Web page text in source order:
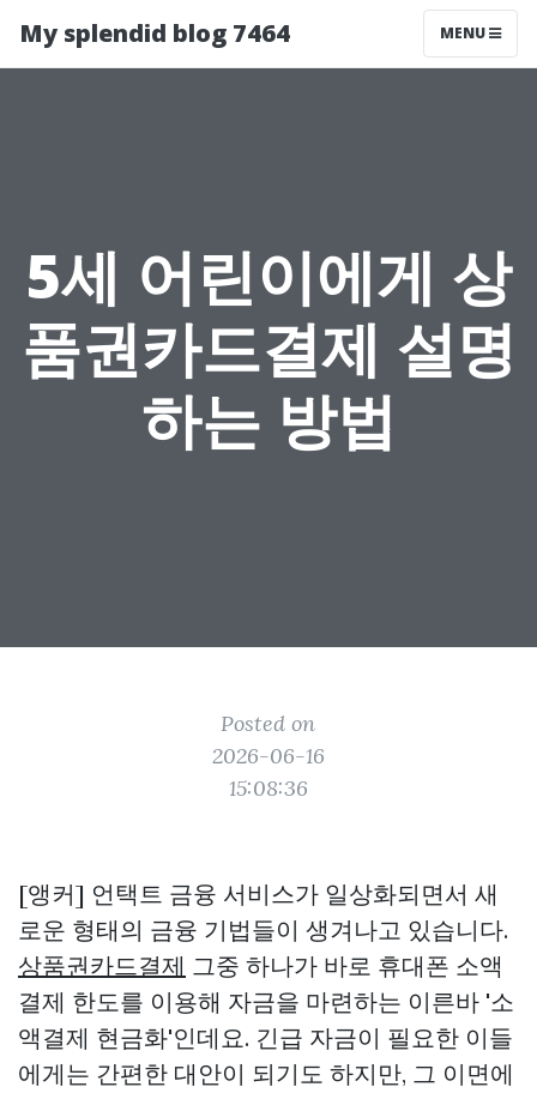
My splendid blog 7464 MENU
5세 어린이에게 상
품권카드결제 설명
하는 방법
Posted on
2026-06-16
15:08:36
[앵커] 언택트 금융 서비스가 일상화되면서 새
로운 형태의 금융 기법들이 생겨나고 있습니다.
상품권카드결제 그중 하나가 바로 휴대폰 소액
결제 한도를 이용해 자금을 마련하는 이른바 '소
액결제 현금화'인데요. 긴급 자금이 필요한 이들
에게는 간편한 대안이 되기도 하지만, 그 이면에